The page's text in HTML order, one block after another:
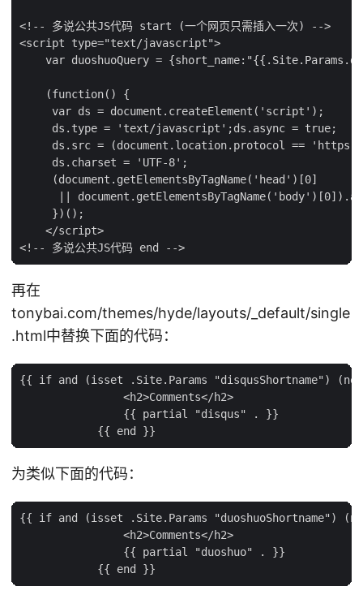
<!-- 多说公共JS代码 start (一个网页只需插入一次) -->
<script type="text/javascript">
var duoshuoQuery =
    (function() {
     var ds = document.createElement('script');
     ds.type = 'text/javascript';ds.async = true;
ds.src = (document.location.protocol ==
     ds.charset = 'UTF-8';
     (document.getElementsByTagName('head')[0]
||
     })();
    </script>
再在
tonybai.com/themes/hyde/layouts/_default/single
.html中替换下面的代码：
{{ if and (isset .Site.Params "disqusShortname") (ne
                <h2>Comments</h2>
                {{ partial "disqus" . }}
为类似下面的代码：
{{ if and (isset .Site.Params "duoshuoShortname")
                <h2>Comments</h2>
                {{ partial "duoshuo" . }}